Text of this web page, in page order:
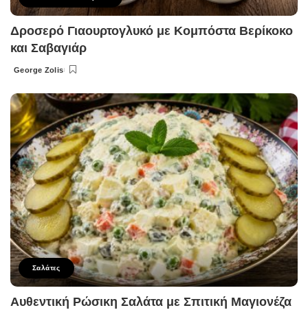
Δροσερό Γιαουρτογλυκό με Κομπόστα Βερίκοκο
και Σαβαγιάρ
Posted
George Zolis
Σαλάτες
Αυθεντική Ρώσικη Σαλάτα με Σπιτική Μαγιονέζα